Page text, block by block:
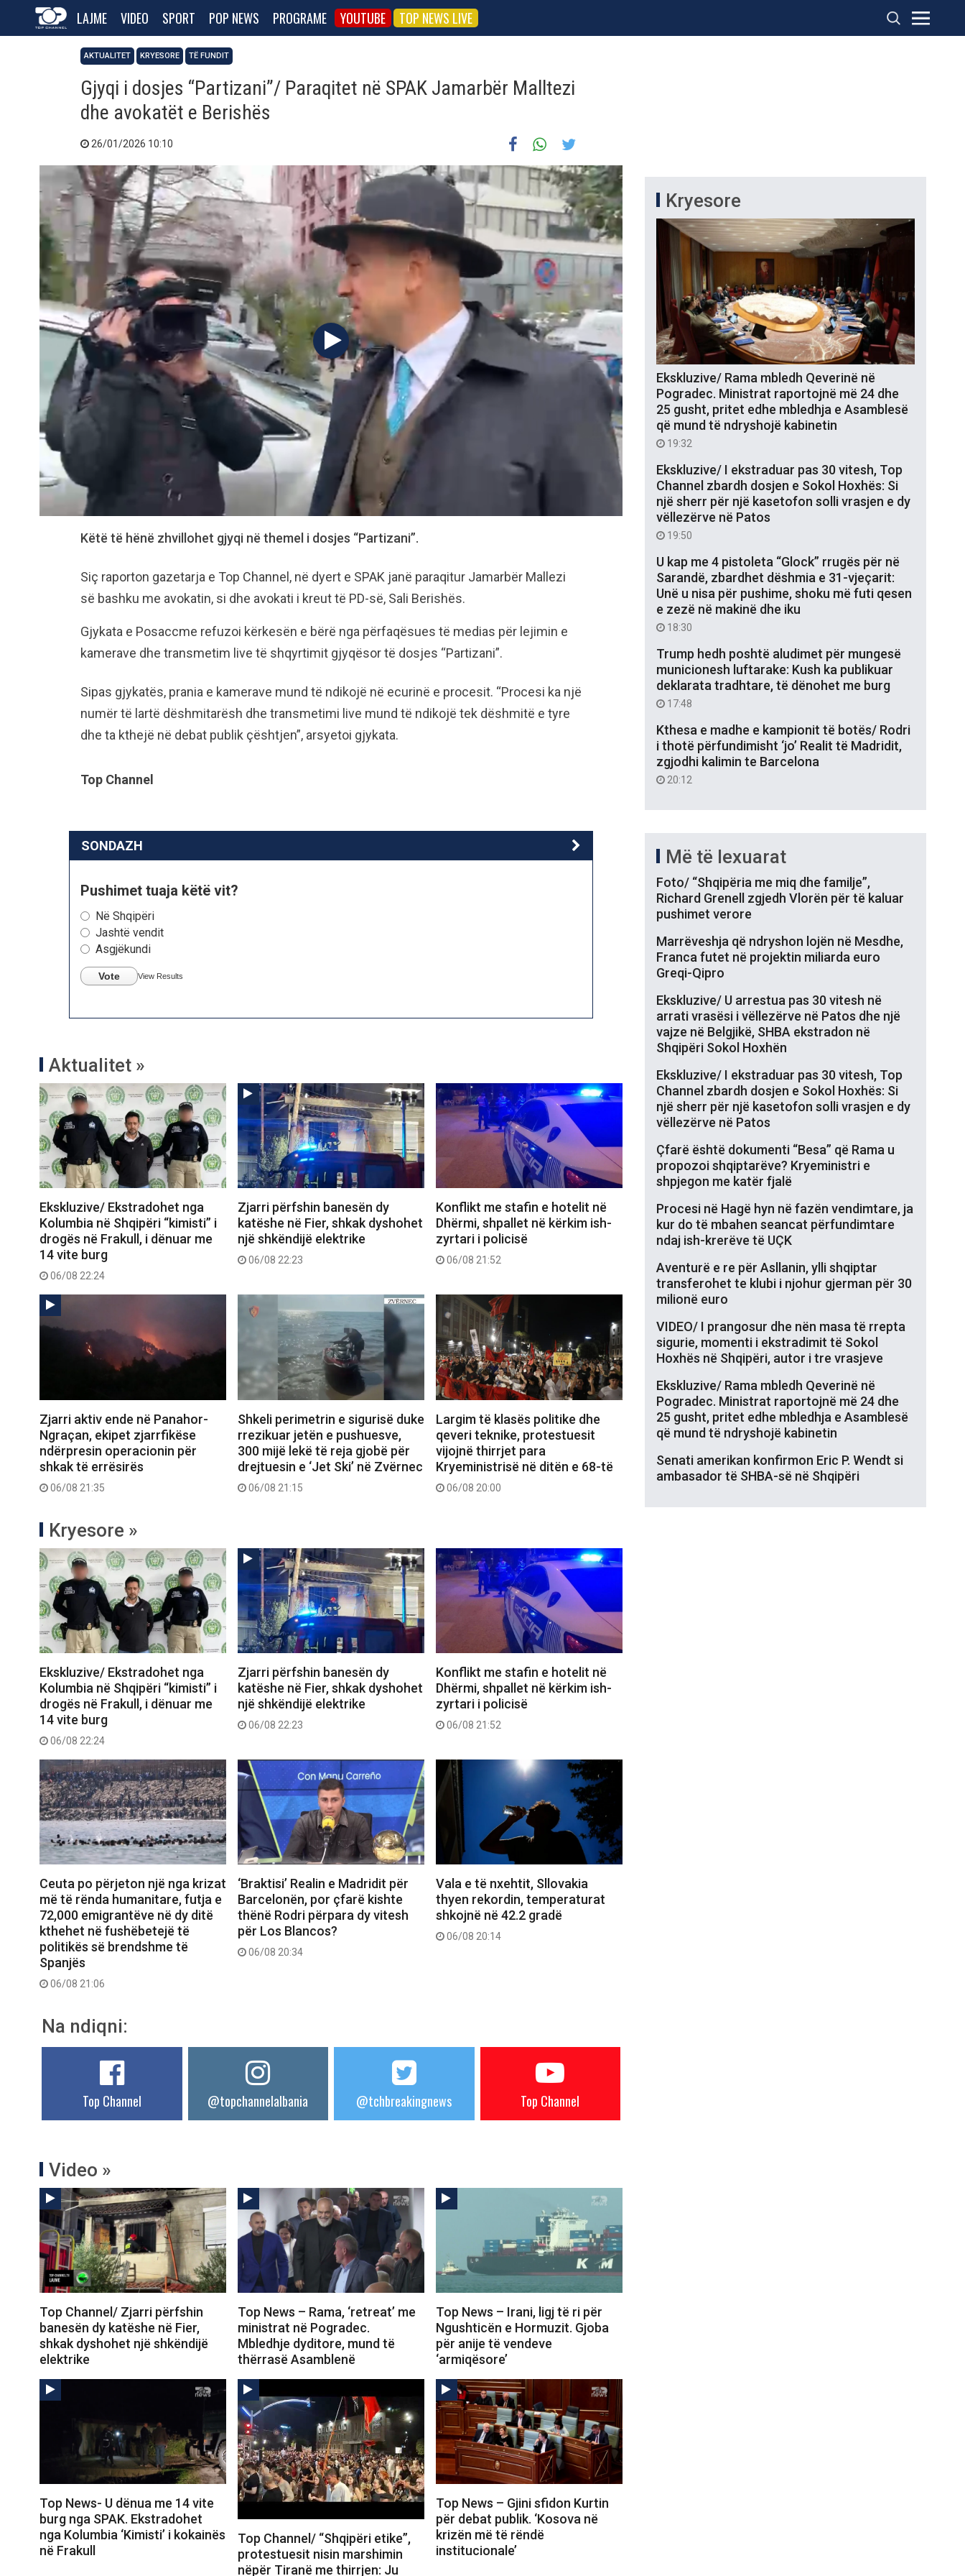
LAJME VIDEO SPORT POP NEWS PROGRAME YOUTUBE TOP NEWS LIVE
AKTUALITET KRYESORE TË FUNDIT
Gjyqi i dosjes “Partizani”/ Paraqitet në SPAK Jamarbër Malltezi
dhe avokatët e Berishës
26/01/2026 10:10
Këtë të hënë zhvillohet gjyqi në themel i dosjes “Partizani”.
Siç raporton gazetarja e Top Channel, në dyert e SPAK janë paraqitur Jamarbër Mallezi
së bashku me avokatin, si dhe avokati i kreut të PD-së, Sali Berishës.
Gjykata e Posaccme refuzoi kërkesën e bërë nga përfaqësues të medias për lejimin e
kamerave dhe transmetim live të shqyrtimit gjyqësor të dosjes “Partizani”.
Sipas gjykatës, prania e kamerave mund të ndikojë në ecurinë e procesit. “Procesi ka një
numër të lartë dëshmitarësh dhe transmetimi live mund të ndikojë tek dëshmitë e tyre
dhe ta kthejë në debat publik çështjen”, arsyetoi gjykata.
Top Channel
SONDAZH
Pushimet tuaja këtë vit?
Në Shqipëri
Jashtë vendit
Asgjëkundi
Vote View Results
Aktualitet »
Ekskluzive/ Ekstradohet nga
Kolumbia në Shqipëri “kimisti” i
drogës në Frakull, i dënuar me
14 vite burg
06/08 22:24
Zjarri përfshin banesën dy
katëshe në Fier, shkak dyshohet
një shkëndijë elektrike
06/08 22:23
Konflikt me stafin e hotelit në
Dhërmi, shpallet në kërkim ish-
zyrtari i policisë
06/08 21:52
Zjarri aktiv ende në Panahor-
Ngraçan, ekipet zjarrfikëse
ndërpresin operacionin për
shkak të errësirës
06/08 21:35
Shkeli perimetrin e sigurisë duke
rrezikuar jetën e pushuesve,
300 mijë lekë të reja gjobë për
drejtuesin e ‘Jet Ski’ në Zvërnec
06/08 21:15
Largim të klasës politike dhe
qeveri teknike, protestuesit
vijojnë thirrjet para
Kryeministrisë në ditën e 68-të
06/08 20:00
Kryesore »
Ekskluzive/ Ekstradohet nga
Kolumbia në Shqipëri “kimisti” i
drogës në Frakull, i dënuar me
14 vite burg
06/08 22:24
Zjarri përfshin banesën dy
katëshe në Fier, shkak dyshohet
një shkëndijë elektrike
06/08 22:23
Konflikt me stafin e hotelit në
Dhërmi, shpallet në kërkim ish-
zyrtari i policisë
06/08 21:52
Ceuta po përjeton një nga krizat
më të rënda humanitare, futja e
72,000 emigrantëve në dy ditë
kthehet në fushëbetejë të
politikës së brendshme të
Spanjës
06/08 21:06
‘Braktisi’ Realin e Madridit për
Barcelonën, por çfarë kishte
thënë Rodri përpara dy vitesh
për Los Blancos?
06/08 20:34
Vala e të nxehtit, Sllovakia
thyen rekordin, temperaturat
shkojnë në 42.2 gradë
06/08 20:14
Na ndiqni:
Top Channel @topchannelalbania @tchbreakingnews Top Channel
Video »
Top Channel/ Zjarri përfshin
banesën dy katëshe në Fier,
shkak dyshohet një shkëndijë
elektrike
Top News – Rama, ‘retreat’ me
ministrat në Pogradec.
Mbledhje dyditore, mund të
thërrasë Asamblenë
Top News – Irani, ligj të ri për
Ngushticën e Hormuzit. Gjoba
për anije të vendeve
‘armiqësore’
Top News- U dënua me 14 vite
burg nga SPAK. Ekstradohet
nga Kolumbia ‘Kimisti’ i kokainës
në Frakull
Top Channel/ “Shqipëri etike”,
protestuesit nisin marshimin
nëpër Tiranë me thirrjen: Ju
Top News – Gjini sfidon Kurtin
për debat publik. ‘Kosova në
krizën më të rëndë
institucionale’
Kryesore
Ekskluzive/ Rama mbledh Qeverinë në
Pogradec. Ministrat raportojnë më 24 dhe
25 gusht, pritet edhe mbledhja e Asamblesë
që mund të ndryshojë kabinetin
19:32
Ekskluzive/ I ekstraduar pas 30 vitesh, Top
Channel zbardh dosjen e Sokol Hoxhës: Si
një sherr për një kasetofon solli vrasjen e dy
vëllezërve në Patos
19:50
U kap me 4 pistoleta “Glock” rrugës për në
Sarandë, zbardhet dëshmia e 31-vjeçarit:
Unë u nisa për pushime, shoku më futi qesen
e zezë në makinë dhe iku
18:30
Trump hedh poshtë aludimet për mungesë
municionesh luftarake: Kush ka publikuar
deklarata tradhtare, të dënohet me burg
17:48
Kthesa e madhe e kampionit të botës/ Rodri
i thotë përfundimisht ‘jo’ Realit të Madridit,
zgjodhi kalimin te Barcelona
20:12
Më të lexuarat
Foto/ “Shqipëria me miq dhe familje”,
Richard Grenell zgjedh Vlorën për të kaluar
pushimet verore
Marrëveshja që ndryshon lojën në Mesdhe,
Franca futet në projektin miliarda euro
Greqi-Qipro
Ekskluzive/ U arrestua pas 30 vitesh në
arrati vrasësi i vëllezërve në Patos dhe një
vajze në Belgjikë, SHBA ekstradon në
Shqipëri Sokol Hoxhën
Ekskluzive/ I ekstraduar pas 30 vitesh, Top
Channel zbardh dosjen e Sokol Hoxhës: Si
një sherr për një kasetofon solli vrasjen e dy
vëllezërve në Patos
Çfarë është dokumenti “Besa” që Rama u
propozoi shqiptarëve? Kryeministri e
shpjegon me katër fjalë
Procesi në Hagë hyn në fazën vendimtare, ja
kur do të mbahen seancat përfundimtare
ndaj ish-krerëve të UÇK
Aventurë e re për Asllanin, ylli shqiptar
transferohet te klubi i njohur gjerman për 30
milionë euro
VIDEO/ I prangosur dhe nën masa të rrepta
sigurie, momenti i ekstradimit të Sokol
Hoxhës në Shqipëri, autor i tre vrasjeve
Ekskluzive/ Rama mbledh Qeverinë në
Pogradec. Ministrat raportojnë më 24 dhe
25 gusht, pritet edhe mbledhja e Asamblesë
që mund të ndryshojë kabinetin
Senati amerikan konfirmon Eric P. Wendt si
ambasador të SHBA-së në Shqipëri